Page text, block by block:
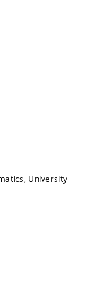
University